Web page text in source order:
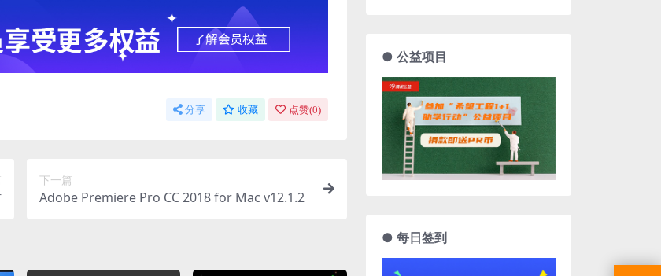
分享 收藏 点赞(0)
下一篇
Adobe Premiere Pro CC 2018 for Mac v12.1.2
● 公益项目
● 每日签到